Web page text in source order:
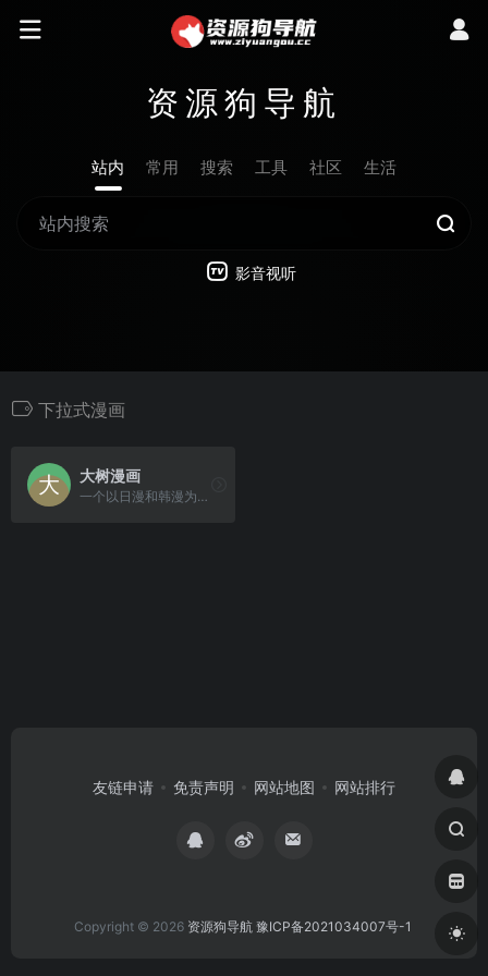
资源狗导航
站内 常用 搜索 工具 社区 生活
影音视听
下拉式漫画
大树漫画
一个以日漫和韩漫为主的综合性漫画平台，汇聚了丰富的漫画资源，涵盖多个受欢迎的漫画题材。
友链申请 免责声明 网站地图 网站排行
Copyright © 2026 资源狗导航 豫ICP备2021034007号-1